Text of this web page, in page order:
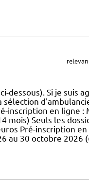
dessous). Si je suis
inscription en ligne :
mois) Seuls les
Pré-inscription en
au 30 octobre 2026